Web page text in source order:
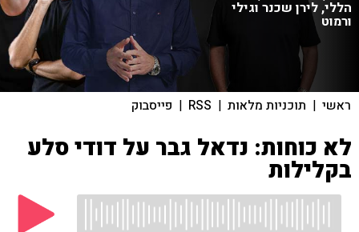
הללי, לירן שכנר וגילי
ורמוט
ראשי | תוכניות מלאות |
RSS
| פייסבוק
לא כוחות: נדאל גבר על דודי סלע
בקלילות